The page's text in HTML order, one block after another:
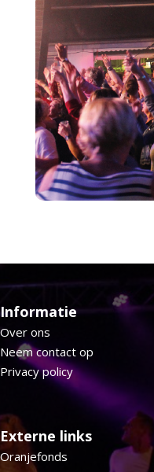
Informatie
Over ons
Neem contact op
Privacy policy
Externe links
Oranjefonds